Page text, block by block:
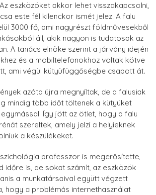
eszközöket akkor lehet visszakapcsolni,
este fél kilenckor ismét jelez. A falu
3000 fő, ami nagyrészt földművesekből
áll, akik nagyon is tudatosak az
A tanács elnöke szerint a járvány idején
és a mobiltelefonokhoz voltak kötve
ami végül kütyüfüggőségbe csapott át.
azóta újra megnyíltak, de a falusiak
mindig több időt töltenek a kütyüket
Így jött az ötlet, hogy a falu
szereltek, amely jelzi a helyieknek
a készülékeket.
professzor is megerősítette,
időre is, de sokat számít, az eszközök
a munkatársaival együtt végzett
hogy a problémás internethasználat